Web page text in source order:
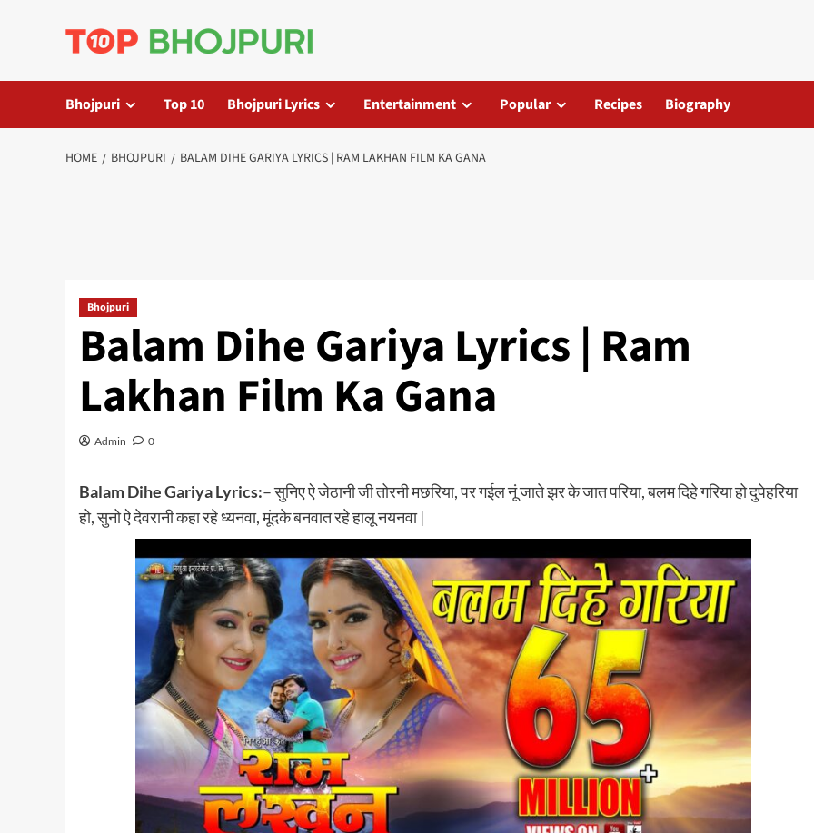
Bhojpuri Top 10 Bhojpuri Lyrics Entertainment Popular Recipes Biography
HOME BHOJPURI BALAM DIHE GARIYA LYRICS | RAM LAKHAN FILM KA GANA
Bhojpuri
Balam Dihe Gariya Lyrics | Ram
Lakhan Film Ka Gana
Admin 0
Balam Dihe Gariya Lyrics:– सुनिए ऐ जेठानी जी तोरनी मछरिया, पर गईल नूं जाते झर के जात परिया, बलम दिहे गरिया हो दुपेहरिया
हो, सुनो ऐ देवरानी कहा रहे ध्यनवा, मूंदके बनवात रहे हालू नयनवा |